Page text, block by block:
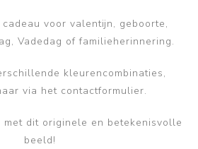
voor valentijn, geboorte,
Vadedag of familieherinnering.
kleurencombinaties,
via het contactformulier.
met dit originele en betekenisvolle
beeld!